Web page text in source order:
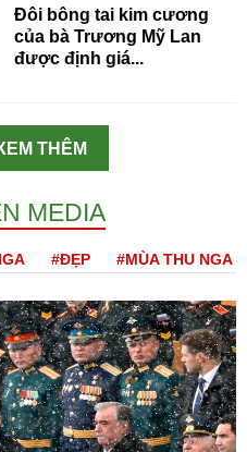
Đôi bông tai kim cương
của bà Trương Mỹ Lan
được định giá...
THÊM
MEDIA
#ĐẸP #MÙA THU NGA